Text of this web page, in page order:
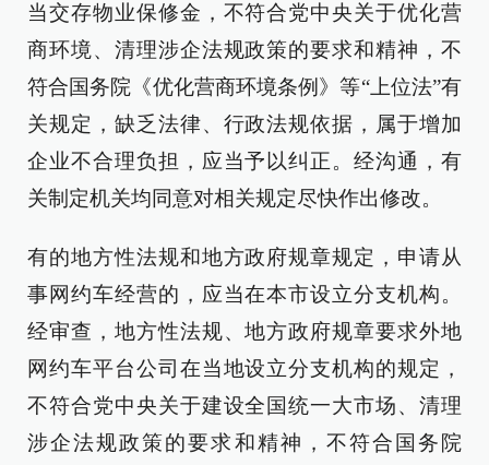
当交存物业保修金，不符合党中央关于优化营
商环境、清理涉企法规政策的要求和精神，不
符合国务院《优化营商环境条例》等“上位法”有
关规定，缺乏法律、行政法规依据，属于增加
企业不合理负担，应当予以纠正。经沟通，有
关制定机关均同意对相关规定尽快作出修改。
有的地方性法规和地方政府规章规定，申请从
事网约车经营的，应当在本市设立分支机构。
经审查，地方性法规、地方政府规章要求外地
网约车平台公司在当地设立分支机构的规定，
不符合党中央关于建设全国统一大市场、清理
涉企法规政策的要求和精神，不符合国务院